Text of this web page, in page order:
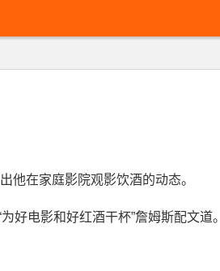
他在家庭影院观影饮酒的动态。
好电影和好红酒干杯”詹姆斯配文道。